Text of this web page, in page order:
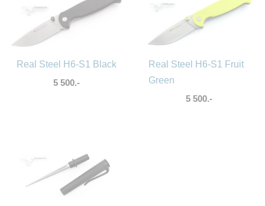
Real Steel H6-S1 Black
5 500.-
Real Steel H6-S1 Fruit
Green
5 500.-